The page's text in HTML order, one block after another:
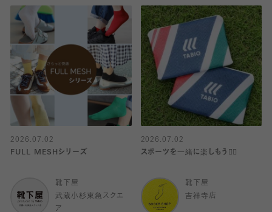
2026.07.02
FULL MESHシリーズ
靴下屋
武蔵小杉東急スクエ
ア
2026.07.02
スポーツを一緒に楽しもう🏋️‍♀️
靴下屋
吉祥寺店